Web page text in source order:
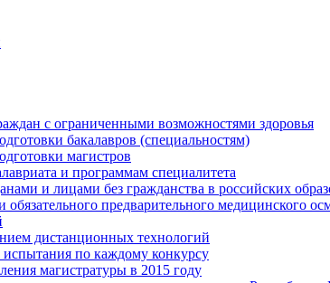
с ограниченными возможностями здоровья
бакалавров (специальностям)
магистров
и программам специалитета
и лицами без гражданства в российских
предварительного медицинского
дистанционных технологий
по каждому конкурсу
магистратуры в 2015 году